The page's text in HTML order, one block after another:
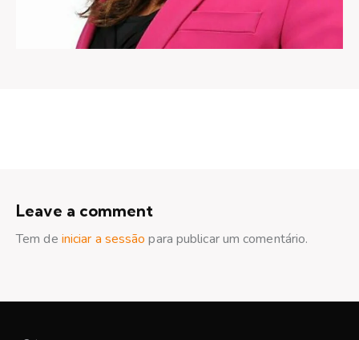
Leave a comment
Tem de iniciar a sessão para publicar um comentário.